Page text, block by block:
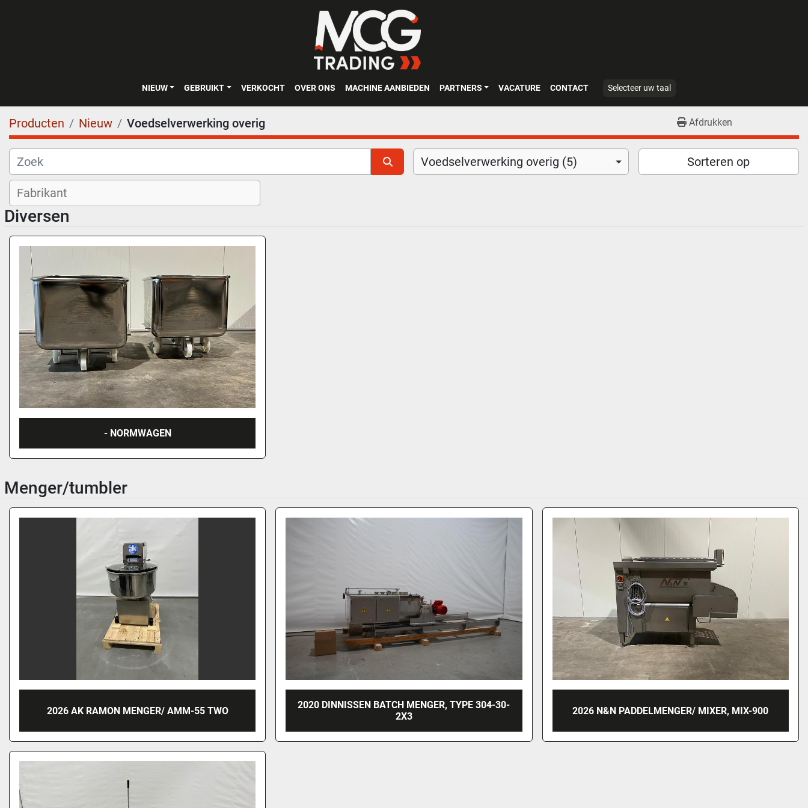
NIEUW GEBRUIKT VERKOCHT OVER ONS MACHINE AANBIEDEN PARTNERS VACATURE CONTACT Selecteer uw taal
Producten Nieuw Voedselverwerking overig Afdrukken
Voedselverwerking overig (5) Sorteren op
Diversen
- NORMWAGEN
Menger/tumbler
2026 AK RAMON MENGER/ AMM-55 TWO
2020 DINNISSEN BATCH MENGER, TYPE 304-30-
2X3
2026 N&N PADDELMENGER/ MIXER, MIX-900